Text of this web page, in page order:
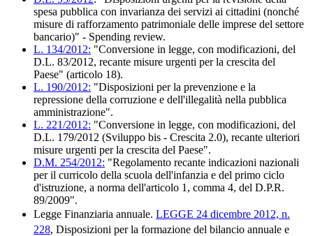
spesa pubblica con invarianza dei servizi ai cittadini (nonché
misure di rafforzamento patrimoniale delle imprese del settore
bancario)" - Spending review.
L. 134/2012: "Conversione in legge, con modificazioni, del
D.L. 83/2012, recante misure urgenti per la crescita del
Paese" (articolo 18).
L. 190/2012: "Disposizioni per la prevenzione e la
repressione della corruzione e dell'illegalità nella pubblica
amministrazione".
L. 221/2012: "Conversione in legge, con modificazioni, del
D.L. 179/2012 (Sviluppo bis - Crescita 2.0), recante ulteriori
misure urgenti per la crescita del Paese".
D.M. 254/2012: "Regolamento recante indicazioni nazionali
per il curricolo della scuola dell'infanzia e del primo ciclo
d'istruzione, a norma dell'articolo 1, comma 4, del D.P.R.
89/2009".
Legge Finanziaria annuale. LEGGE 24 dicembre 2012, n.
228, Disposizioni per la formazione del bilancio annuale e